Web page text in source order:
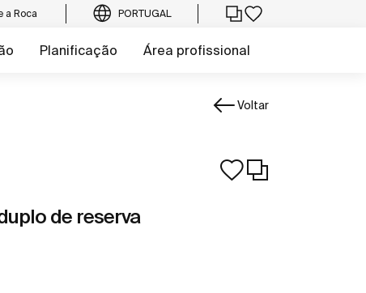
a Roca PORTUGAL
Planificação Área profissional
Voltar
de reserva